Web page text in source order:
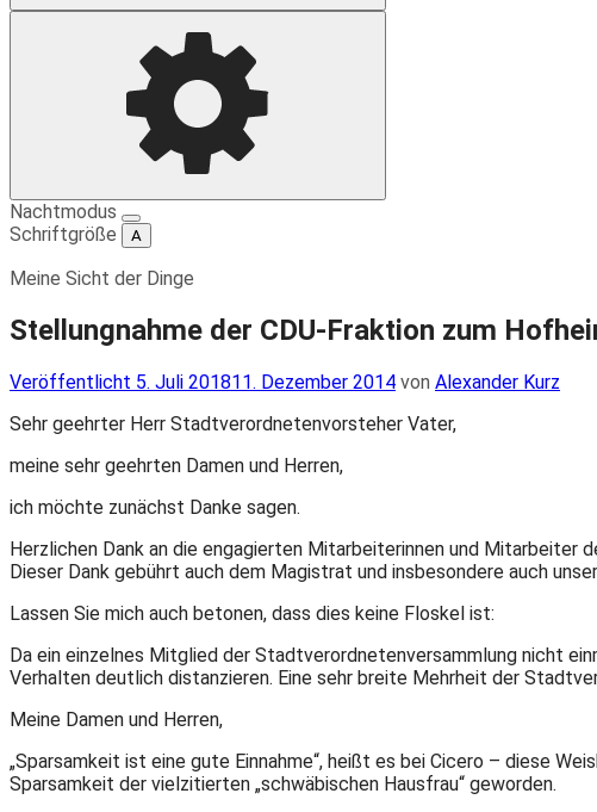
Suche
Einstellungen
Nachtmodus
Schriftgröße
A
Meine Sicht der Dinge
Stellungnahme der CDU-Fraktion zum
Veröffentlicht
Veröffentlicht 5. Juli 201811. Dezember 2014 von Alexander Kurz
Sehr geehrter Herr Stadtverordnetenvorsteher Vater,
meine sehr geehrten Damen und Herren,
ich möchte zunächst Danke sagen.
Herzlichen Dank an die engagierten Mitarbeiterinnen und Mitarbeiter
Dieser Dank gebührt auch dem Magistrat und insbesondere auch
Lassen Sie mich auch betonen, dass dies keine Floskel ist:
Da ein einzelnes Mitglied der Stadtverordnetenversammlung nicht
Verhalten deutlich distanzieren. Eine sehr breite Mehrheit der
Meine Damen und Herren,
„Sparsamkeit ist eine gute Einnahme“, heißt es bei Cicero – diese
Sparsamkeit der vielzitierten „schwäbischen Hausfrau“ geworden.